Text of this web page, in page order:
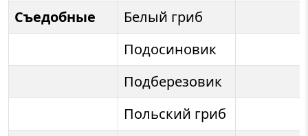
Съедобные
Белый гриб
Подосиновик
Подберезовик
Польский гриб